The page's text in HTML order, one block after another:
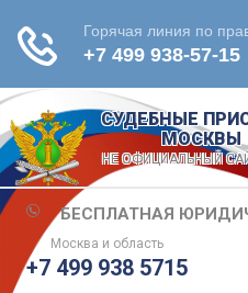
СУДЕБНЫЕ
МОСКВЫ
НЕ ОФИЦИАЛЬНЫЙ
БЕСПЛАТНАЯ
Москва и область
+7 499 938 5715